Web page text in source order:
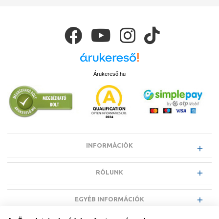
Árukereső.hu
INFORMÁCIÓK
RÓLUNK
EGYÉB INFORMÁCIÓK